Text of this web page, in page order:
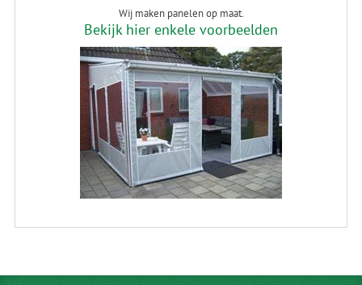
Wij maken panelen op maat.
Bekijk hier enkele voorbeelden